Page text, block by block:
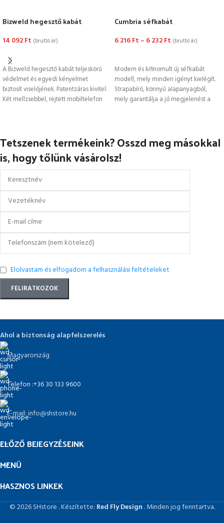
Bizweld hegesztő kabát
14 092Ft (bruttó ár)
OPCIÓK VÁLASZTÁSA
A Bizweld hegesztő kabát teljeskörű
védelmet és egyedi kényelmet
biztosít viselőjének. Patentzáras kivitel.
Két mellzsebbel, rejtett mobiltelefon
Cumbria séfkabát
6 216Ft – 6 232Ft (bruttó ár)
Modern és kifinomult új séfkabát
modell, mely minden igényt kielégít.
Strapabíró, könnyű alapanyagból,
mely garantálja a jó megjelenést a
Tetszenek termékeink? Osszd meg másokkal
is, hogy tőlünk vásárolsz!
Elolvastam és elfogadom a felhasználási feltételeket
Ahol a biztonság alapfelszerelés
Magyarország
Telefon :+36 30 133 9600
E-mail: info@shstore.hu
ELŐZŐ BEJEGYZÉSEINK
MENÜ
HASZNOS LINKEK
© 2026 SHstore . Készítette: Red Fly Design . Minden jog fenntartva.